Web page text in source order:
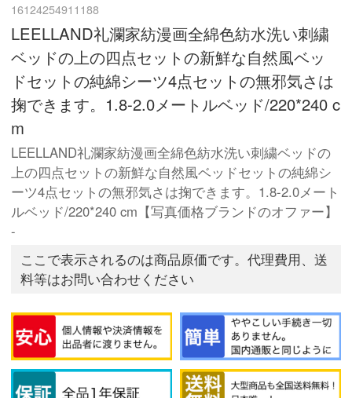
16124254911188
LEELLAND礼瀾家紡漫画全綿色紡水洗い刺繍
ベッドの上の四点セットの新鮮な自然風ベッ
ドセットの純綿シーツ4点セットの無邪気さは
掬できます。1.8-2.0メートルベッド/220*240 c
m
LEELLAND礼瀾家紡漫画全綿色紡水洗い刺繍ベッドの
上の四点セットの新鮮な自然風ベッドセットの純綿シ
ーツ4点セットの無邪気さは掬できます。1.8-2.0メート
ルベッド/220*240 cm【写真価格ブランドのオファー】
-
ここで表示されるのは商品原価です。代理費用、送
料等はお問い合わせください